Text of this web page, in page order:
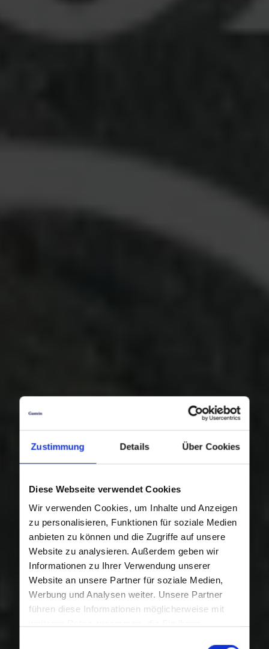
Zustimmung Details Über Cookies
Diese Webseite verwendet Cookies
Wir verwenden Cookies, um Inhalte und Anzeigen
zu personalisieren, Funktionen für soziale Medien
anbieten zu können und die Zugriffe auf unsere
Website zu analysieren. Außerdem geben wir
Informationen zu Ihrer Verwendung unserer
Website an unsere Partner für soziale Medien,
Werbung und Analysen weiter. Unsere Partner
führen diese Informationen möglicherweise mit